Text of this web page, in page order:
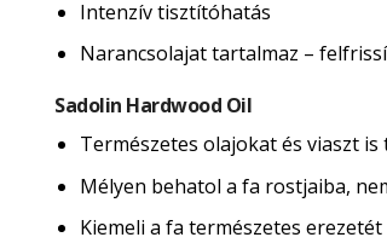
Intenzív tisztítóhatás
Narancsolajat tartalmaz –
Sadolin Hardwood Oil
Természetes olajokat és viaszt is
Mélyen behatol a fa rostjaiba,
Kiemeli a fa természetes erezetét